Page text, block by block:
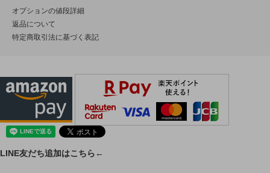
オプションの値段詳細
返品について
特定商取引法に基づく表記
LINE友だち追加はこちら←